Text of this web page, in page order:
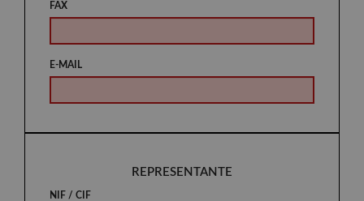
FAX
E-MAIL
REPRESENTANTE
NIF / CIF